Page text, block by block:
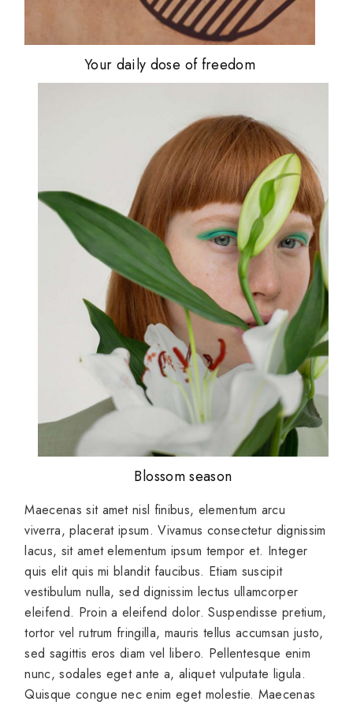
Your daily dose of freedom
Blossom season
Maecenas sit amet nisl finibus, elementum arcu
viverra, placerat ipsum. Vivamus consectetur dignissim
lacus, sit amet elementum ipsum tempor et. Integer
quis elit quis mi blandit faucibus. Etiam suscipit
vestibulum nulla, sed dignissim lectus ullamcorper
eleifend. Proin a eleifend dolor. Suspendisse pretium,
tortor vel rutrum fringilla, mauris tellus accumsan justo,
sed sagittis eros diam vel libero. Pellentesque enim
nunc, sodales eget ante a, aliquet vulputate ligula.
Quisque congue nec enim eget molestie. Maecenas